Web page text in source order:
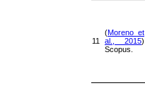
11
(Moreno et
al., 2015)
Scopus.